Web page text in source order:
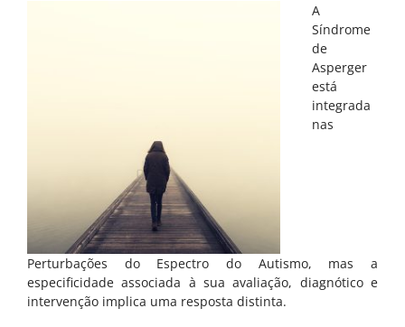
A
Síndrome
de
Asperger
está
integrada
nas
Perturbações do Espectro do Autismo, mas a
especificidade associada à sua avaliação, diagnótico e
intervenção implica uma resposta distinta.